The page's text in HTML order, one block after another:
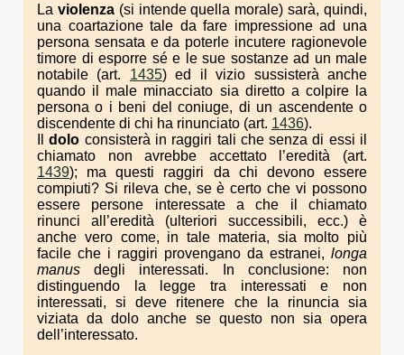
La violenza (si intende quella morale) sarà, quindi,
una coartazione tale da fare impressione ad una
persona sensata e da poterle incutere ragionevole
timore di esporre sé e le sue sostanze ad un male
notabile (art. 1435) ed il vizio sussisterà anche
quando il male minacciato sia diretto a colpire la
persona o i beni del coniuge, di un ascendente o
discendente di chi ha rinunciato (art. 1436).
Ildolo consisterà in raggiri tali che senza di essi il
chiamato non avrebbe accettato l’eredità (art.
1439); ma questi raggiri da chi devono essere
compiuti? Si rileva che, se è certo che vi possono
essere persone interessate a che il chiamato
rinunci all’eredità (ulteriori successibili, ecc.) è
anche vero come, in tale materia, sia molto più
facile che i raggiri provengano da estranei, longa
manus degli interessati. In conclusione: non
distinguendo la legge tra interessati e non
interessati, si deve ritenere che la rinuncia sia
viziata da dolo anche se questo non sia opera
dell’interessato.